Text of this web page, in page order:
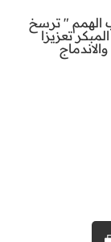
الهمم " ترسخ
تعزيزا